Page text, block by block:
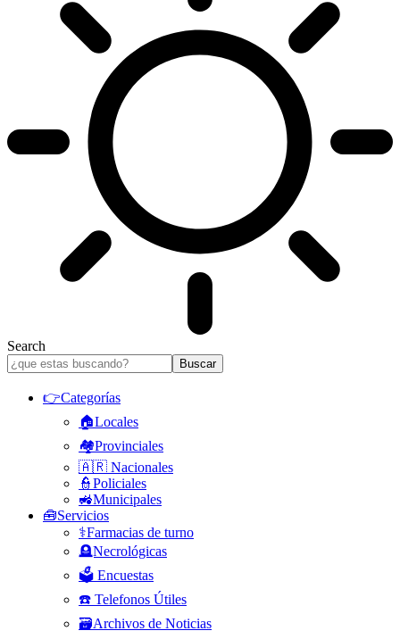
Search
👉Categorías
🏠Locales
🏘️Provinciales
🇦🇷 Nacionales
👮Policiales
🚜Municipales
🧰Servicios
⚕️Farmacias de turno
🪦Necrológicas
🗳️ Encuestas
☎️ Telefonos Útiles
🗃️Archivos de Noticias